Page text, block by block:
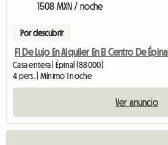
1508 MXN / noche
Por descubrir
F1 De Lujo En Alquiler En El Centro De Épinal
Casa entera | Épinal (88000)
4 pers. | Mínimo 1 noche
Ver anuncio